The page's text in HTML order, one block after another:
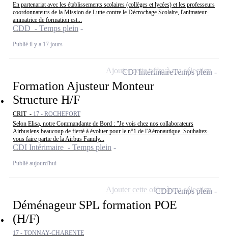
En partenariat avec les établissements scolaires (collèges et lycées) et les professeurs
coordonnateurs de la Mission de Lutte contre le Décrochage Scolaire, l'animateur-
animatrice de formation est...
CDD - Temps plein
Publié il y a 17 jours
Formation Ajusteur Monteur
Structure H/F
CRIT - 17 - ROCHEFORT
Selon Elisa, notre Commandante de Bord : "Je vois chez nos collaborateurs
Airbusiens beaucoup de fierté à évoluer pour le n°1 de l'Aéronautique. Souhaitez-
vous faire partie de la Airbus Family...
CDI Intérimaire - Temps plein
Publié aujourd'hui
CDI IntérimaireTemps plein
Ajouter cette offre à ma sélection
Déménageur SPL formation POE
(H/F)
17 - TONNAY-CHARENTE
CDDTemps plein
Ajouter cette offre à ma sélection